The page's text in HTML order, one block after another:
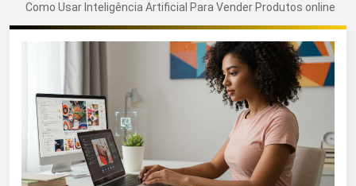
Como Usar Inteligência Artificial Para Vender Produtos online